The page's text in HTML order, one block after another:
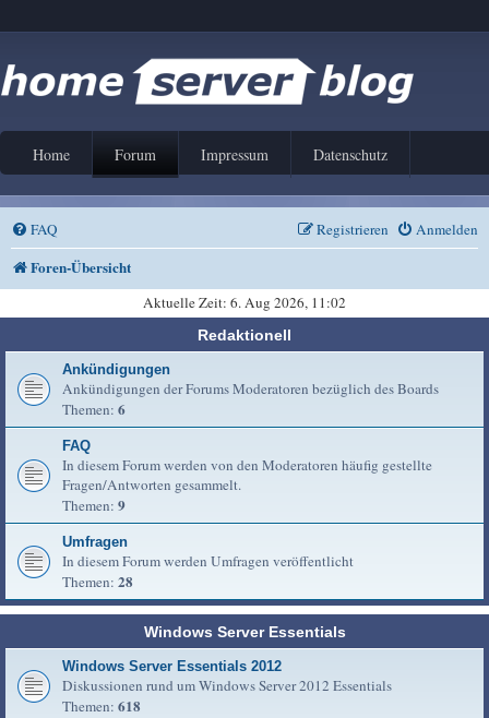
Home Forum Impressum Datenschutz
FAQ Anmelden
Registrieren
Foren-Übersicht
Aktuelle Zeit: 6. Aug 2026, 11:02
Redaktionell
Ankündigungen
Ankündigungen der Forums Moderatoren bezüglich des Boards
Themen: 6
FAQ
In diesem Forum werden von den Moderatoren häufig gestellte
Fragen/Antworten gesammelt.
Themen: 9
Umfragen
In diesem Forum werden Umfragen veröffentlicht
Themen: 28
Windows Server Essentials
Windows Server Essentials 2012
Diskussionen rund um Windows Server 2012 Essentials
Themen: 618